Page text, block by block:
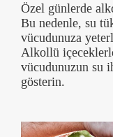
Özel günlerde
Bu nedenle, su
vücudunuza
Alkollü
vücudunuzun su
gösterin.